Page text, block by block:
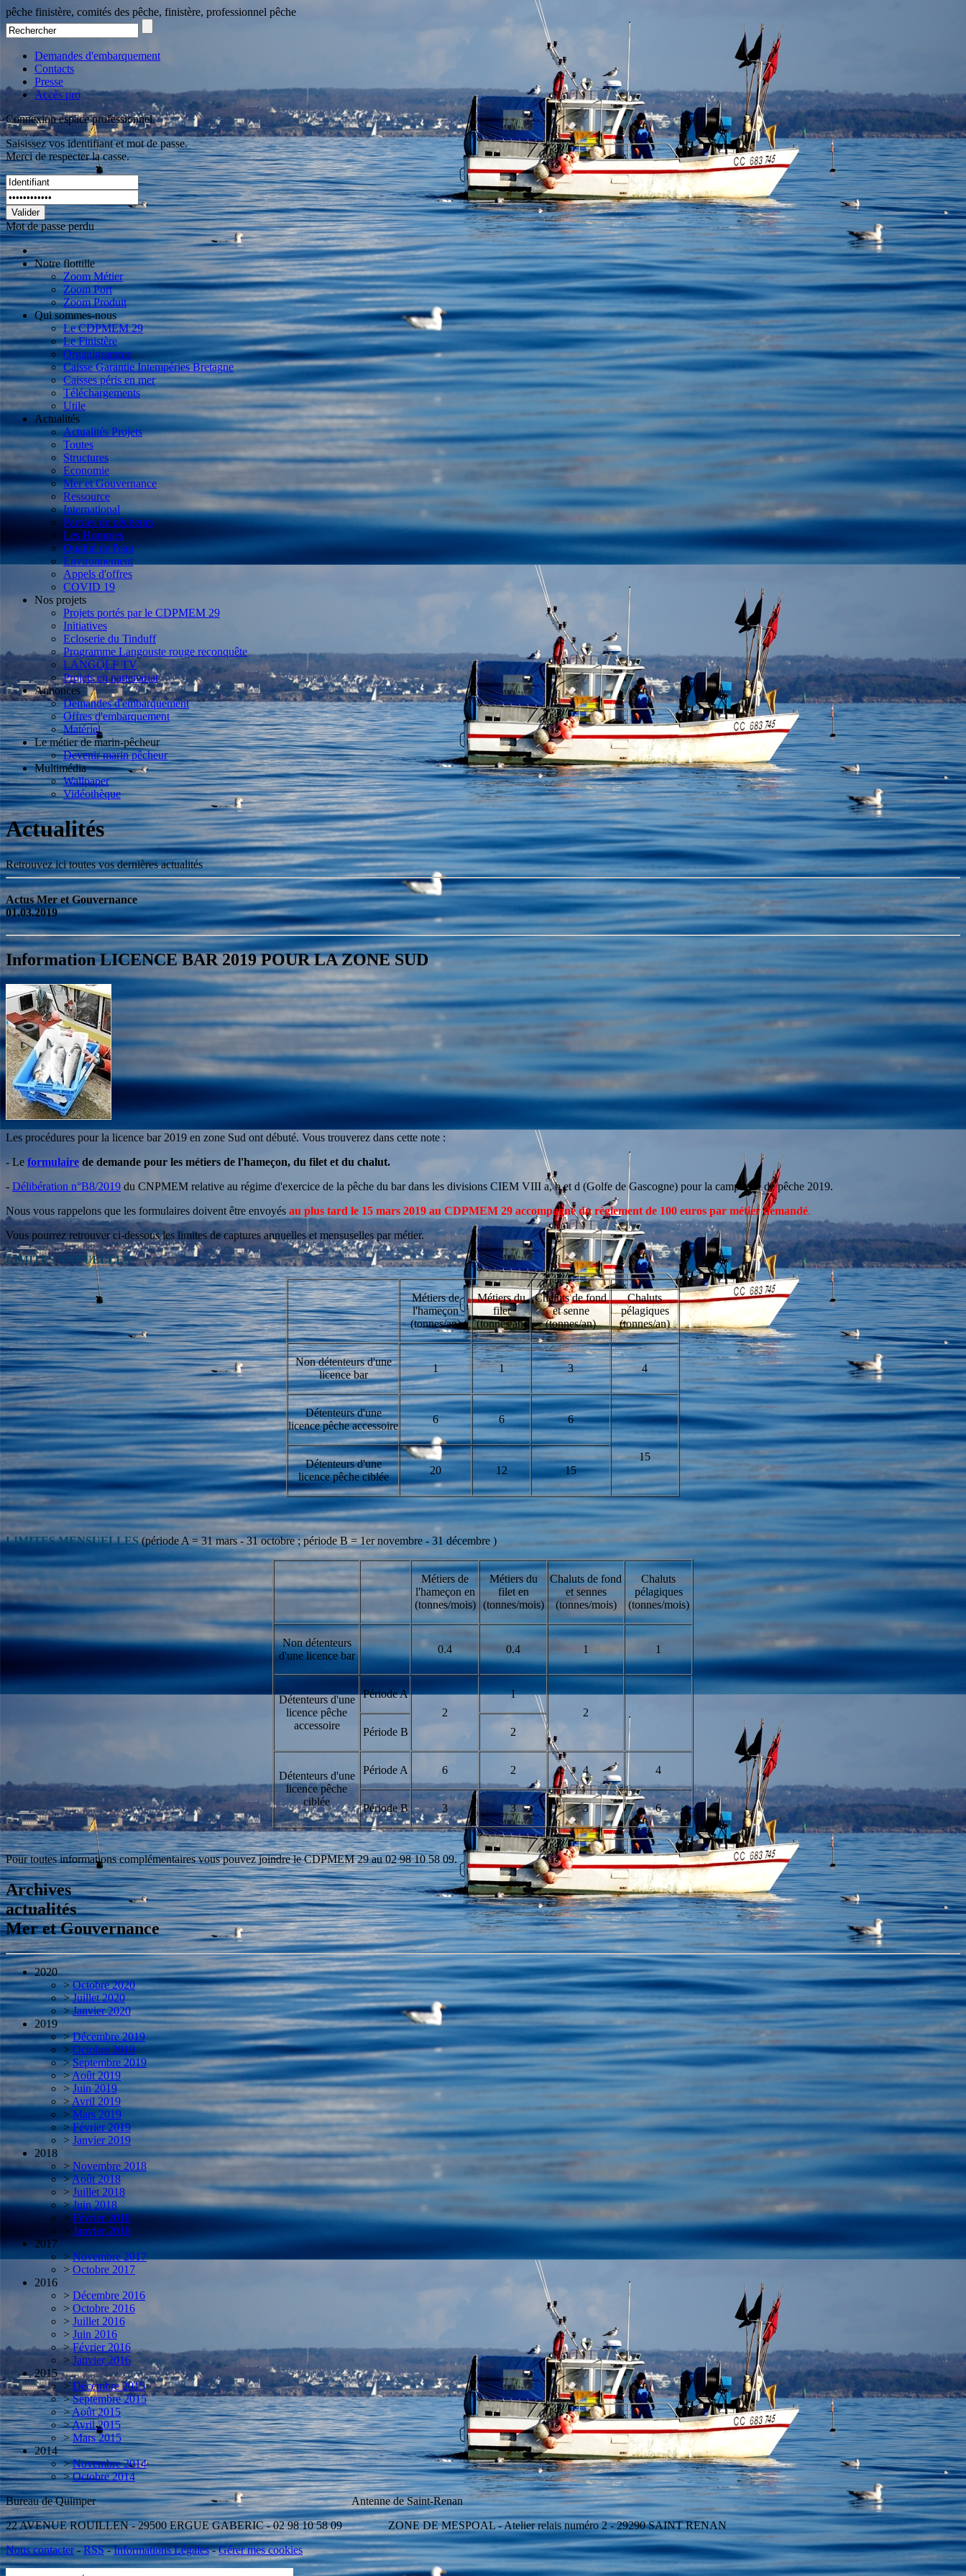
pêche finistère, comités des pêche, finistère, professionnel pêche
Demandes d'embarquement
Contacts
Presse
Accès pro
Connexion espace professionnel
Saisissez vos identifiant et mot de passe.
Merci de respecter la casse.
Valider
Mot de passe perdu
Notre flottille
Zoom Métier
Zoom Port
Zoom Produit
Qui sommes-nous
Le CDPMEM 29
Le Finistère
Organigramme
Caisse Garantie Intempéries Bretagne
Caisses péris en mer
Téléchargements
Utile
Actualités
Actualités Projets
Toutes
Structures
Economie
Mer et Gouvernance
Ressource
International
Paroles de pêcheurs
Les Hommes
Qualité de l'eau
Environnement
Appels d'offres
COVID 19
Nos projets
Projets portés par le CDPMEM 29
Initiatives
Ecloserie du Tinduff
Programme Langouste rouge reconquête
LANGOLF TV
Projets en partenariat
Annonces
Demandes d'embarquement
Offres d'embarquement
Matériel
Le métier de marin-pêcheur
Devenir marin pêcheur
Multimédia
Wallpaper
Vidéothèque
Actualités
Retrouvez ici toutes vos dernières actualités
Actus Mer et Gouvernance
01.03.2019
Information LICENCE BAR 2019 POUR LA ZONE SUD
Les procédures pour la licence bar 2019 en zone Sud ont débuté. Vous trouverez dans cette note :
- Le formulaire de demande pour les métiers de l'hameçon, du filet et du chalut.
- Délibération n°B8/2019 du CNPMEM relative au régime d'exercice de la pêche du bardans les divisions CIEM VIII a, b et d (Golfe de Gascogne) pour la campagne de pêche 2019.
Nous vous rappelons que les formulaires doivent être envoyés au plus tard le 15 mars 2019 au CDPMEM 29 accompagné du règlement de 100 euros par métier demandé.
Vous pourrez retrouver ci-dessous les limites de captures annuelles et mensuselles par métier.
LIMITES ANNUELLES
Métiers de
l'hameçon
(tonnes/an)
Métiers du
filet
(tonnes/an)
Chaluts de fond
et senne
(tonnes/an)
Chaluts
pélagiques
(tonnes/an)
Non détenteurs d'une
licence bar
1 1 3 4
Détenteurs d'une
licence pêche accessoire
6 6 6
15
Détenteurs d'une
licence pêche ciblée
20 12 15
LIMITES MENSUELLES(période A = 31 mars - 31 octobre ; période B = 1er novembre - 31 décembre )
Métiers de
l'hameçon en
(tonnes/mois)
Métiers du
filet en
(tonnes/mois)
Chaluts de fond
et sennes
(tonnes/mois)
Chaluts
pélagiques
(tonnes/mois)
Non détenteurs
d'une licence bar
0.4 0.4 1 1
Détenteurs d'une
licence pêche
accessoire
Période A
2
1
2
Période B
2
Détenteurs d'une
licence pêche
ciblée
Période A 6 2 4 4
Période B 3 3 3 6
Pour toutes informations complémentaires vous pouvez joindre le CDPMEM 29 au 02 98 10 58 09.
Archives
actualités
Mer et Gouvernance
2020
> Octobre 2020
> Juillet 2020
> Janvier 2020
2019
> Décembre 2019
> Octobre 2019
> Septembre 2019
>Août 2019
> Juin 2019
> Avril 2019
> Mars 2019
> Février 2019
> Janvier 2019
2018
> Novembre 2018
>Août 2018
> Juillet 2018
> Juin 2018
> Février 2018
> Janvier 2018
2017
> Novembre 2017
> Octobre 2017
2016
> Décembre 2016
> Octobre 2016
> Juillet 2016
> Juin 2016
> Février 2016
> Janvier 2016
2015
> Décembre 2015
> Septembre 2015
>Août 2015
>Avril 2015
> Mars 2015
2014
> Novembre 2014
> Octobre 2014
Bureau de Quimper Antenne de Saint-Renan
22 AVENUE ROUILLEN - 29500 ERGUE GABERIC - 02 98 10 58 09 ZONE DE MESPOAL - Atelier relais numéro 2 - 29290 SAINT RENAN
Nous contacter-RSS-Informations Légales-Gérer mes cookies